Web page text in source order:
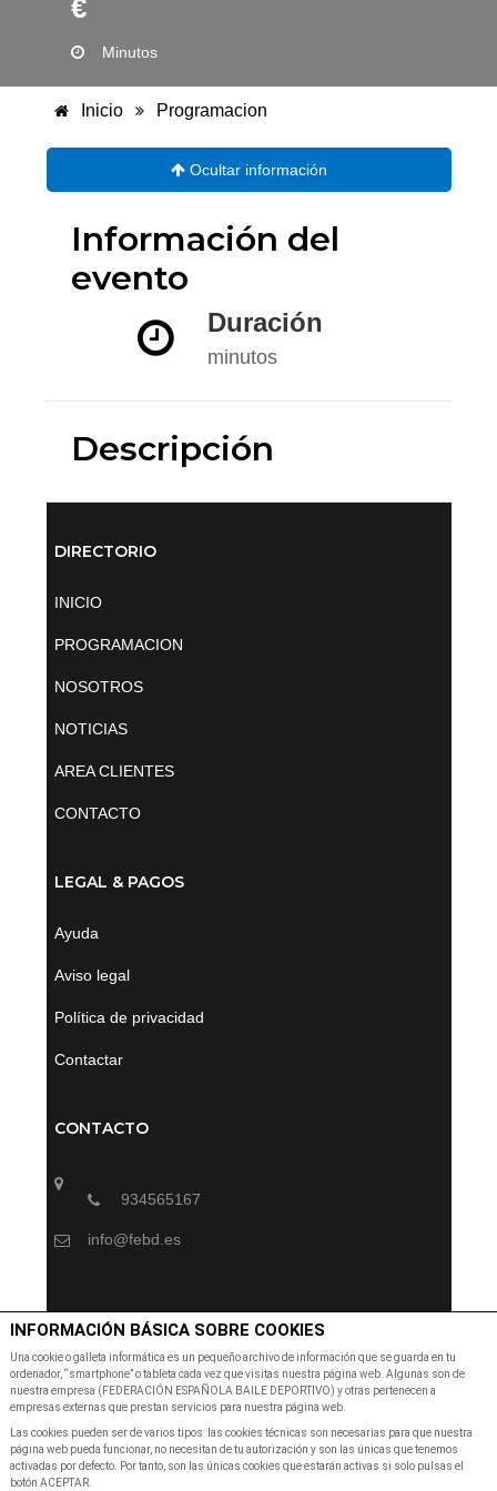
€
Minutos
Inicio Programacion
Ocultar información
Información del
evento
Duración
minutos
Descripción
DIRECTORIO
INICIO
PROGRAMACION
NOSOTROS
NOTICIAS
AREA CLIENTES
CONTACTO
LEGAL & PAGOS
Ayuda
Aviso legal
Política de privacidad
Contactar
CONTACTO
934565167
info@febd.es
SUSCRÍBETE A NUESTRA NEWSLETTER
Suscribete a nuestra Newsletter para recibir las últimas
noticias y ofertas
INFORMACIÓN BÁSICA SOBRE COOKIES
Una cookie o galleta informática es un pequeño archivo de información que se guarda en tu
ordenador, “smartphone” o tableta cada vez que visitas nuestra página web. Algunas son de
nuestra empresa (FEDERACIÓN ESPAÑOLA BAILE DEPORTIVO) y otras pertenecen a
empresas externas que prestan servicios para nuestra página web.
Las cookies pueden ser de varios tipos: las cookies técnicas son necesarias para que nuestra
página web pueda funcionar, no necesitan de tu autorización y son las únicas que tenemos
activadas por defecto. Por tanto, son las únicas cookies que estarán activas si solo pulsas el
botón ACEPTAR.